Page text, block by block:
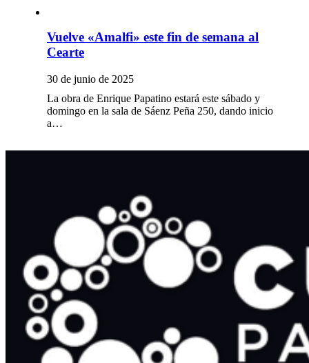
Vuelve «Amalfi» este fin de semana al
Cearte
30 de junio de 2025
La obra de Enrique Papatino estará este sábado y
domingo en la sala de Sáenz Peña 250, dando inicio
a…